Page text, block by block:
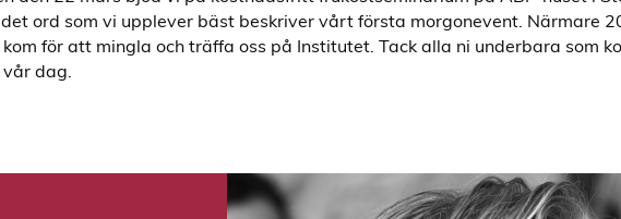
det ord som vi upplever bäst beskriver vårt första morgonevent. Närmare
kom för att mingla och träffa oss på Institutet. Tack alla ni underbara som
dag.